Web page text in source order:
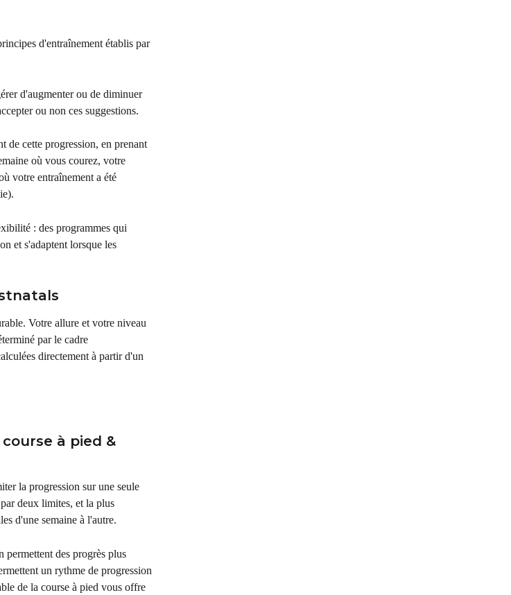
d'entraînement établis par
d'augmenter ou de diminuer
ou non ces suggestions.
de cette progression, en prenant
où vous courez, votre
votre entraînement a été
: des programmes qui
et s'adaptent lorsque les
Votre allure et votre niveau
par le cadre
directement à partir d'un
à pied &
la progression sur une seule
deux limites, et la plus
d'une semaine à l'autre.
permettent des progrès plus
un rythme de progression
de la course à pied vous offre